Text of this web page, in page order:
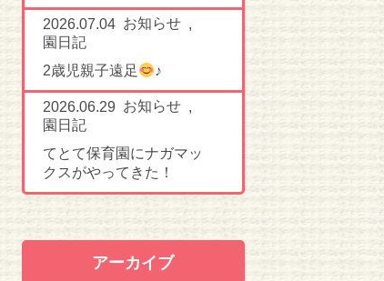
2026.07.04 お知らせ ,
園日記
2歳児親子遠足
♪
2026.06.29 お知らせ ,
園日記
てとて保育園にナガマッ
クスがやってきた！
アーカイブ